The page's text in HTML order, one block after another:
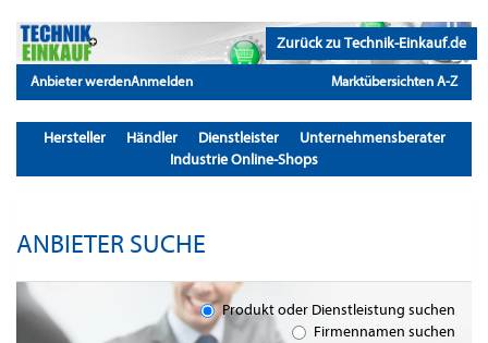
Zurück zu Technik-Einkauf.de
Anbieter werdenAnmelden Marktübersichten A-Z
Hersteller Händler Dienstleister
Unternehmensberater
Industrie Online-Shops
ANBIETER SUCHE
Produkt oder Dienstleistung suchen
Firmennamen suchen